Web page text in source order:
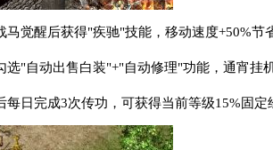
马觉醒后获得"疾驰"技能，移动速度+50%节
选"自动出售白装"+"自动修理"功能，通宵挂
每日完成3次传功，可获得当前等级15%固定